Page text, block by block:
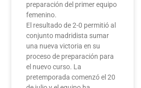
preparación del primer equipo
femenino.
El resultado de 2-0 permitió al
conjunto madridista sumar
una nueva victoria en su
proceso de preparación para
el nuevo curso. La
pretemporada comenzó el 20